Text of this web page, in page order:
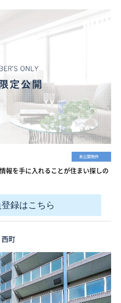
未公開物件
報を手に入れることが住まい探しの
録はこちら
町